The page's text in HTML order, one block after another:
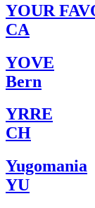
YOUR
CA
YOVE
Bern
YRRE
CH
Yugomania
YU